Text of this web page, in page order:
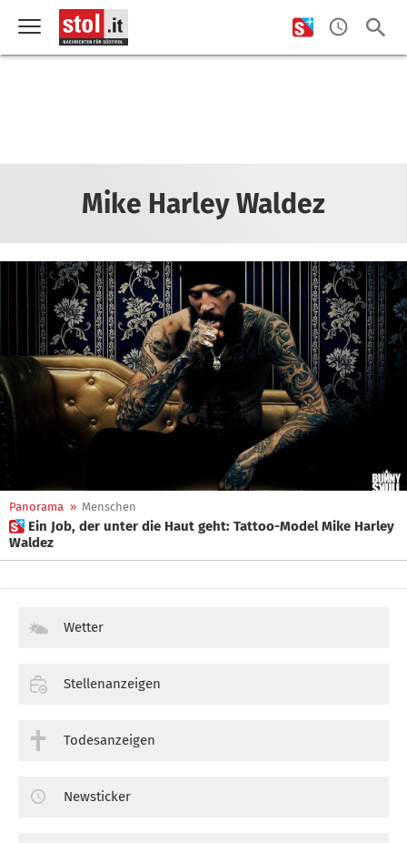
Mike Harley Waldez
Panorama » Menschen
 Ein Job, der unter die Haut geht: Tattoo-Model Mike Harley
Waldez
Wetter
Stellenanzeigen
Todesanzeigen
Newsticker